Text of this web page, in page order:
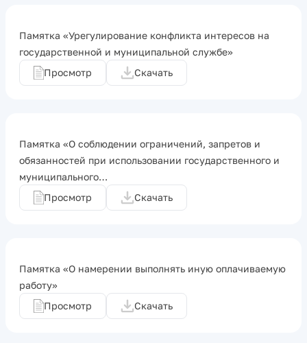
Памятка «Урегулирование конфликта интересов на
государственной и муниципальной службе»
Просмотр
Скачать
Памятка «О соблюдении ограничений, запретов и
обязанностей при использовании государственного и
муниципального…
Просмотр
Скачать
Памятка «О намерении выполнять иную оплачиваемую
работу»
Просмотр
Скачать